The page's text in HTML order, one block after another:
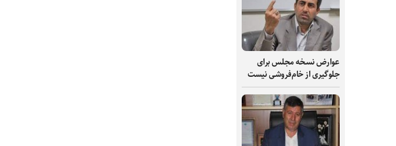
عوارض نسخه مجلس برای
جلوگیری از خام‌فروشی نیست